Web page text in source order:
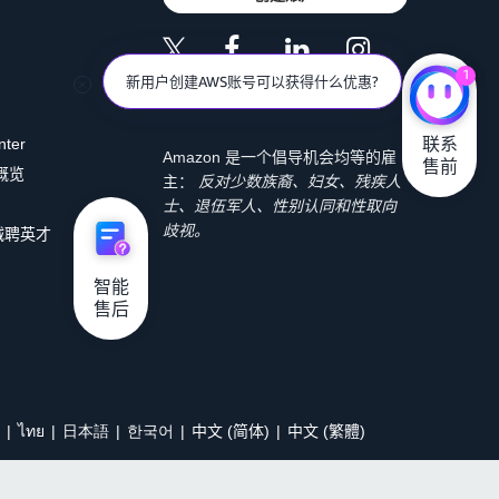
览
聘英才
Amazon 是一个倡导机会均等的雇
主：
反对少数族裔、妇女、残疾人
士、退伍军人、性别认同和性取向
歧视。
ไทย 日本語 한국어 中文 (简体) 中文 (繁體)
新用户创建AWS账号可以获得什么优惠? 1
联系
售前
智能
售后